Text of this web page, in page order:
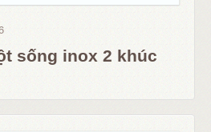
sống inox 2 khúc